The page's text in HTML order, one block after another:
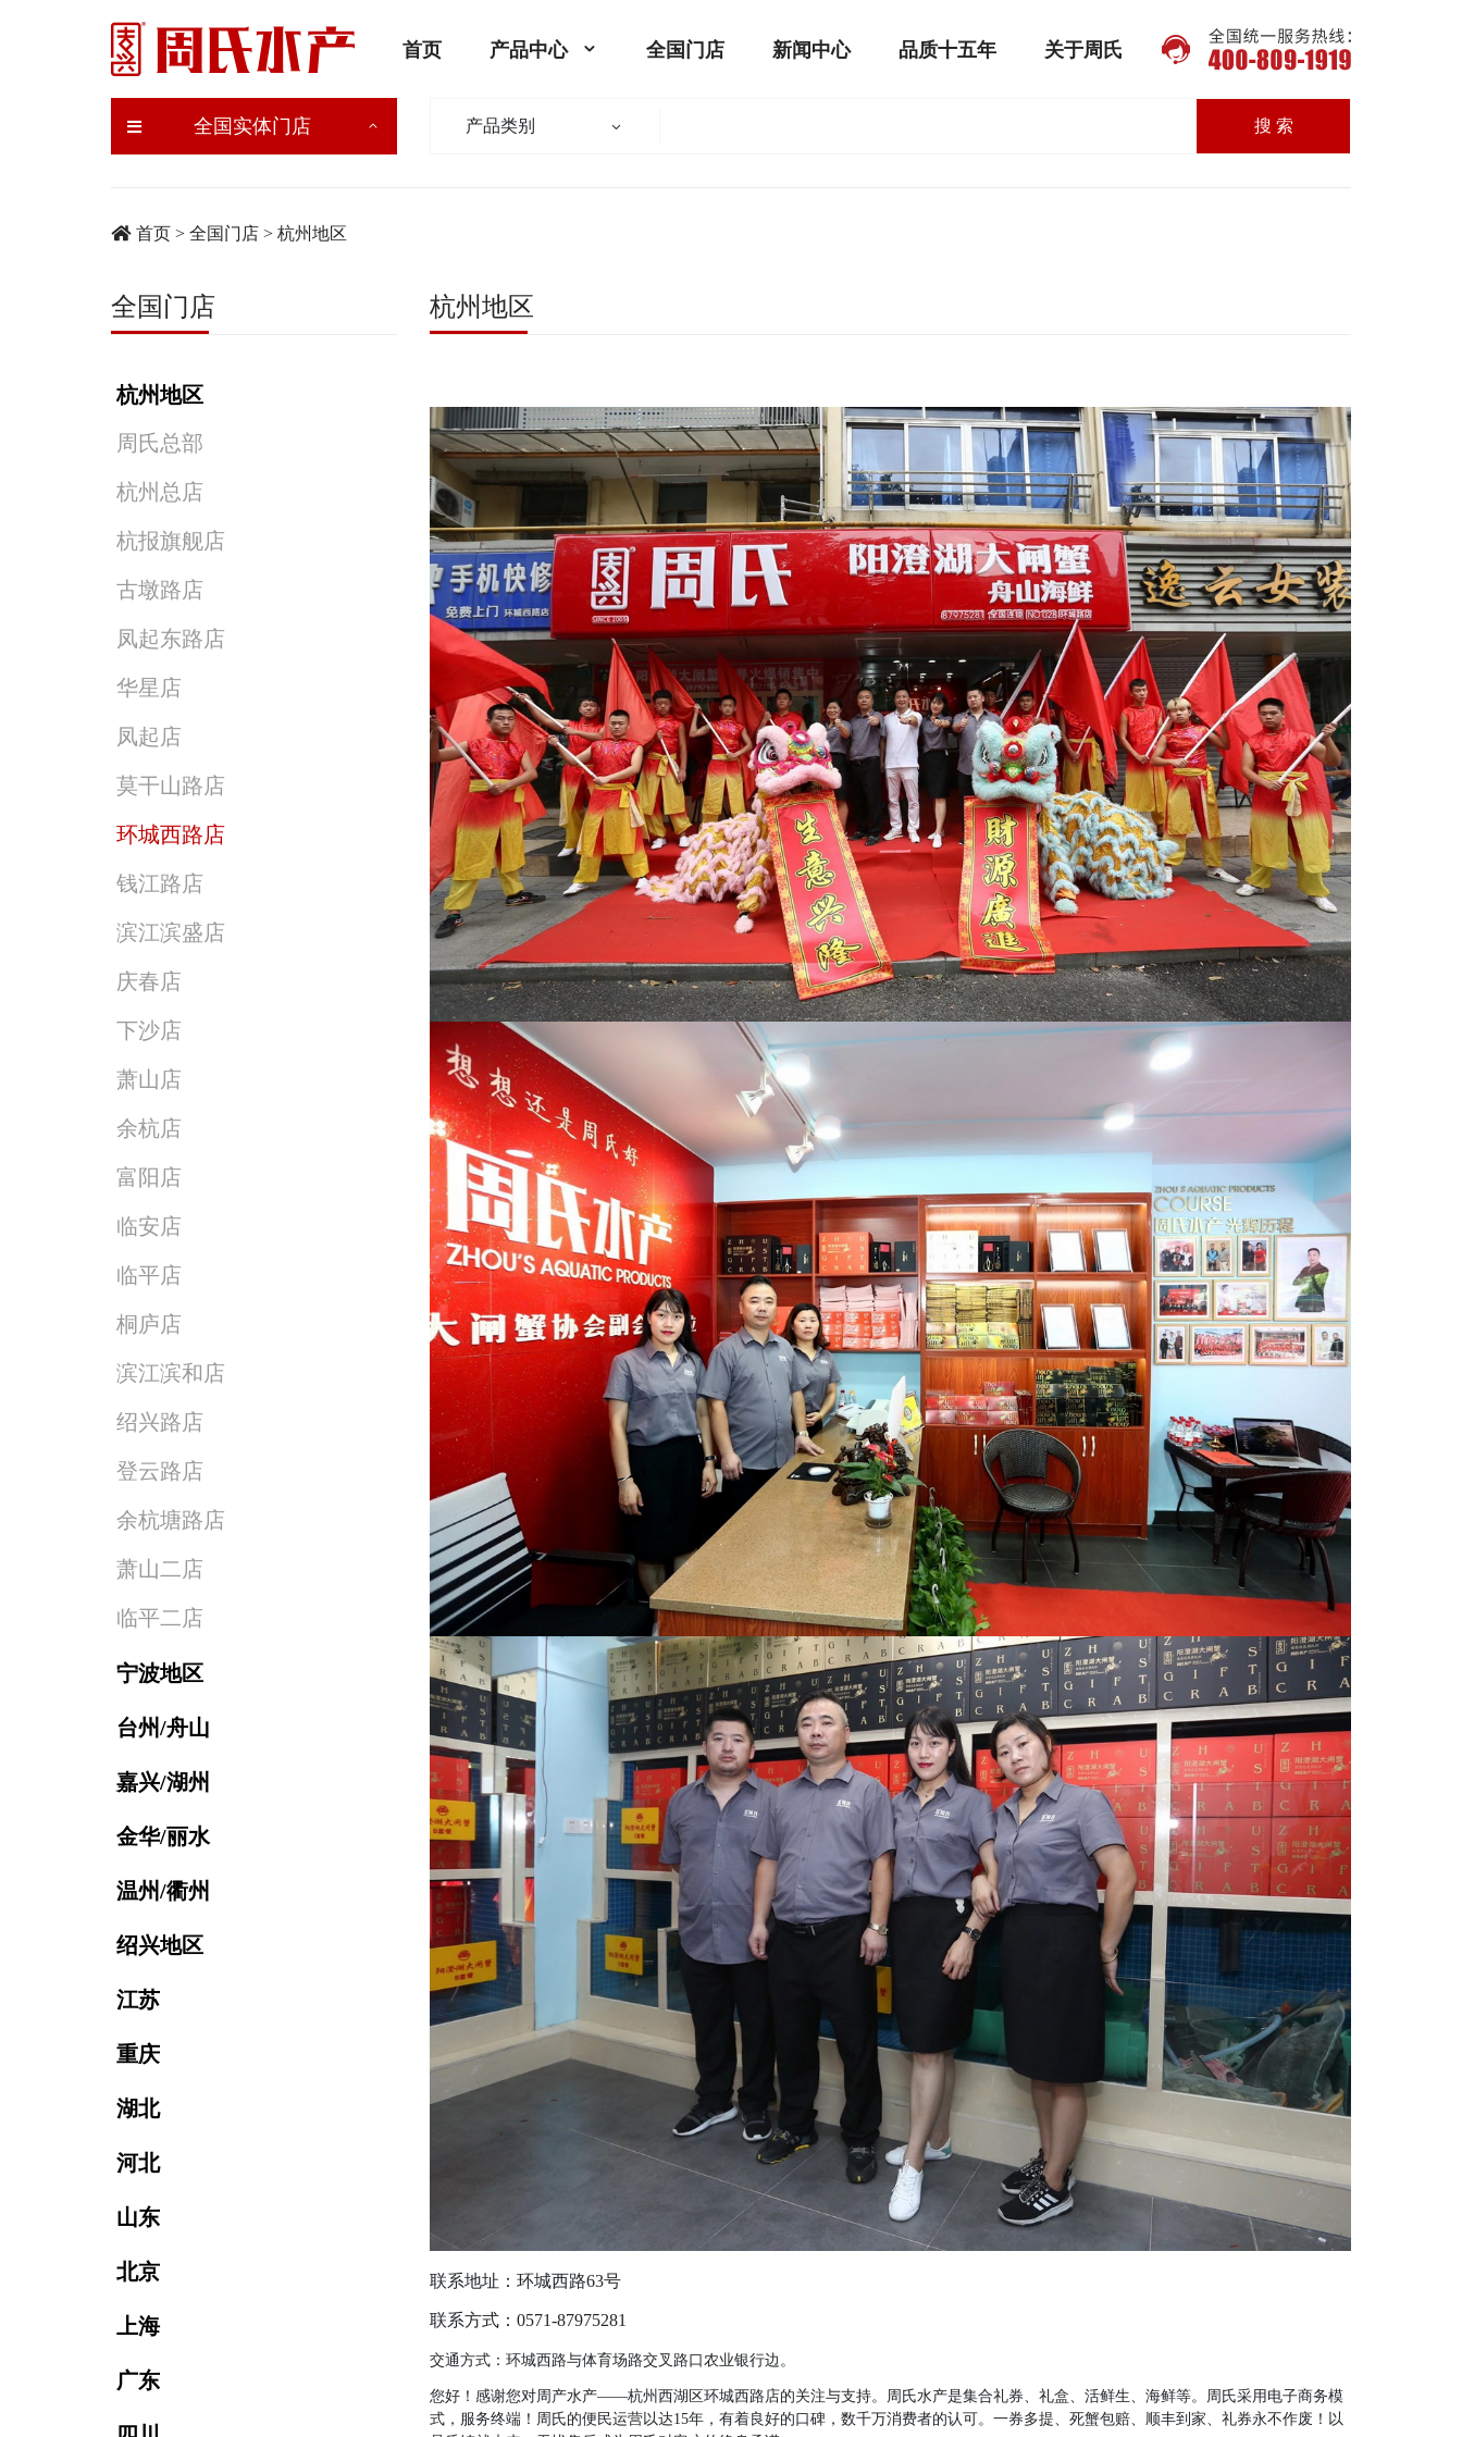
首页 产品中心 全国门店 新闻中心 品质十五年 关于周氏
全国实体门店 产品类别 搜 索
首页 > 全国门店 > 杭州地区
全国门店
杭州地区
周氏总部
杭州总店
杭报旗舰店
古墩路店
凤起东路店
华星店
凤起店
莫干山路店
环城西路店
钱江路店
滨江滨盛店
庆春店
下沙店
萧山店
余杭店
富阳店
临安店
临平店
桐庐店
滨江滨和店
绍兴路店
登云路店
余杭塘路店
萧山二店
临平二店
宁波地区
台州/舟山
嘉兴/湖州
金华/丽水
温州/衢州
绍兴地区
江苏
重庆
湖北
河北
山东
北京
上海
广东
杭州地区
联系地址：环城西路63号
联系方式：0571-87975281
交通方式：环城西路与体育场路交叉路口农业银行边。
您好！感谢您对周产水产——杭州西湖区环城西路店的关注与支持。周氏水产是集合礼券、礼盒、活鲜生、海鲜等。周氏采用电子商务模
式，服务终端！周氏的便民运营以达15年，有着良好的口碑，数千万消费者的认可。一券多提、死蟹包赔、顺丰到家、礼券永不作废！以